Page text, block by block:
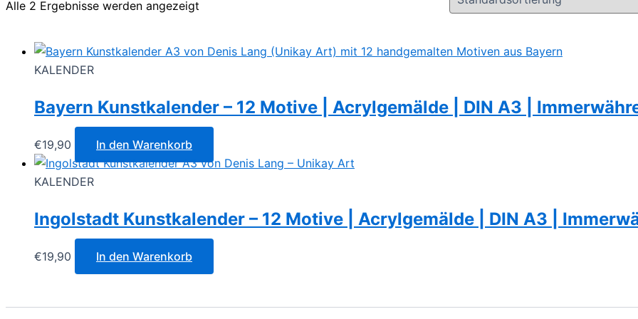
Alle 2 Ergebnisse werden angezeigt
KALENDER
Bayern Kunstkalender – 12 Motive | Acrylgemälde | DIN A3 |
€19,90 In den Warenkorb
KALENDER
Ingolstadt Kunstkalender – 12 Motive | Acrylgemälde | DIN A3 |
€19,90 In den Warenkorb